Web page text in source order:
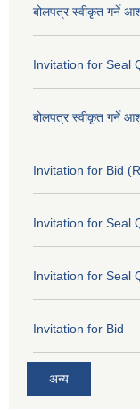
बोलपत्र स्वीकृत गर्ने
Invitation for Seal
बोलपत्र स्वीकृत गर्ने
Invitation for Bid
Invitation for Seal
Invitation for Seal
Invitation for Bid
अन्य